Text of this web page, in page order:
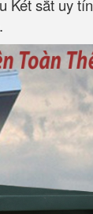
Két sắt uy